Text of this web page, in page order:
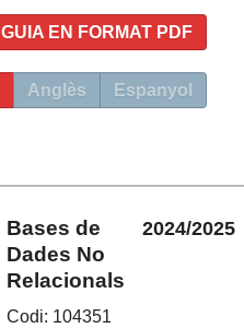
GUIA EN FORMAT PDF
Anglès Espanyol
Bases de
Dades No
Relacionals
Codi: 104351
2024/2025